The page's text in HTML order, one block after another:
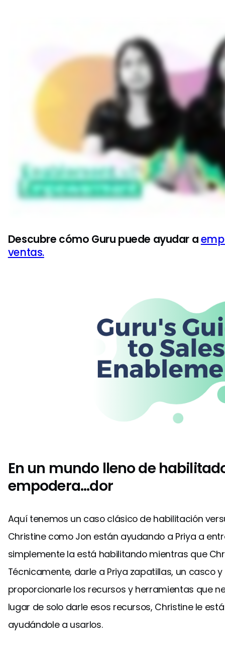
Descubre cómo Guru puede ayudar a
ventas.
En un mundo lleno de
empodera...dor
Aquí tenemos un caso clásico de habilitación
Christine como Jon están ayudando a Priya a
simplemente la está habilitando mientras que
Técnicamente, darle a Priya zapatillas, un casco
proporcionarle los recursos y herramientas que
lugar de solo darle esos recursos, Christine le
ayudándole a usarlos.